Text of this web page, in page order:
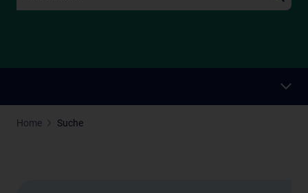
Home Suche